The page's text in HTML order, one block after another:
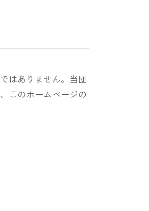
はありません。当団
このホームページの